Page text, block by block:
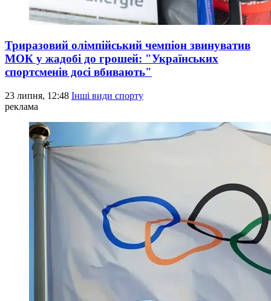
Триразовий олімпійський чемпіон звинуватив
МОК у жадобі до грошей: "Українських
спортсменів досі вбивають"
23 липня, 12:48 Інші види спорту
реклама